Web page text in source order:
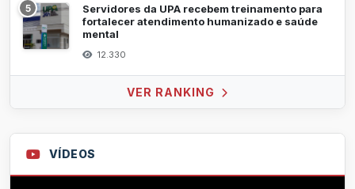
5
Servidores da UPA recebem treinamento para
fortalecer atendimento humanizado e saúde
mental
12.330
VER RANKING
VÍDEOS